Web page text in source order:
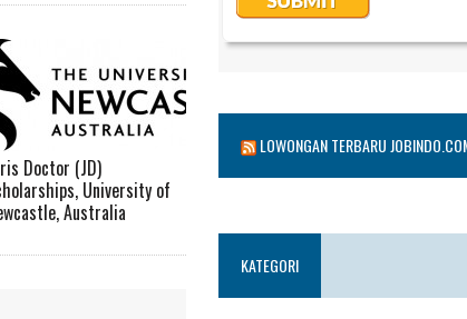
Doctor (JD)
University of
Australia
LOWONGAN TERBARU
KATEGORI